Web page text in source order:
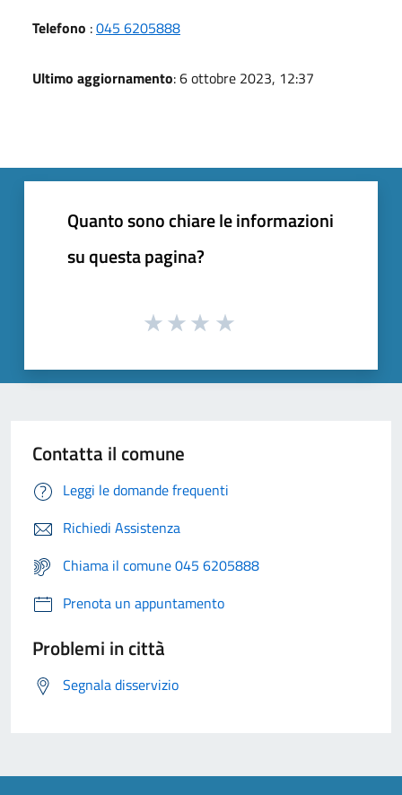
Telefono :045 6205888
Ultimo aggiornamento: 6 ottobre 2023, 12:37
Quanto sono chiare le informazioni
su questa pagina?
Contatta il comune
Leggi le domande frequenti
Richiedi Assistenza
Chiama il comune 045 6205888
Prenota un appuntamento
Problemi in città
Segnala disservizio